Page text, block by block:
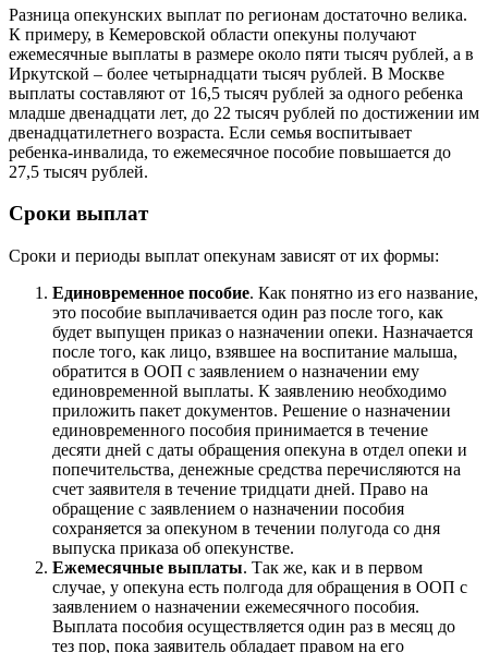
Разница опекунских выплат по регионам достаточно велика.
К примеру, в Кемеровской области опекуны получают
ежемесячные выплаты в размере около пяти тысяч рублей, а в
Иркутской – более четырнадцати тысяч рублей. В Москве
выплаты составляют от 16,5 тысяч рублей за одного ребенка
младше двенадцати лет, до 22 тысяч рублей по достижении им
двенадцатилетнего возраста. Если семья воспитывает
ребенка-инвалида, то ежемесячное пособие повышается до
27,5 тысяч рублей.
Сроки выплат
Сроки и периоды выплат опекунам зависят от их формы:
Единовременное пособие. Как понятно из его название,
это пособие выплачивается один раз после того, как
будет выпущен приказ о назначении опеки. Назначается
после того, как лицо, взявшее на воспитание малыша,
обратится в ООП с заявлением о назначении ему
единовременной выплаты. К заявлению необходимо
приложить пакет документов. Решение о назначении
единовременного пособия принимается в течение
десяти дней с даты обращения опекуна в отдел опеки и
попечительства, денежные средства перечисляются на
счет заявителя в течение тридцати дней. Право на
обращение с заявлением о назначении пособия
сохраняется за опекуном в течении полугода со дня
выпуска приказа об опекунстве.
Ежемесячные выплаты. Так же, как и в первом
случае, у опекуна есть полгода для обращения в ООП с
заявлением о назначении ежемесячного пособия.
Выплата пособия осуществляется один раз в месяц до
тез пор, пока заявитель обладает правом на его